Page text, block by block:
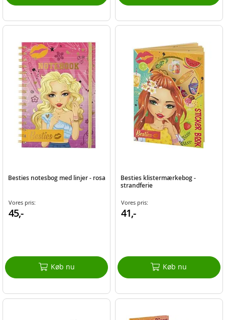
Besties notesbog med linjer - rosa
Vores pris:
45,-
Køb nu
Besties klistermærkebog -
strandferie
Vores pris:
41,-
Køb nu